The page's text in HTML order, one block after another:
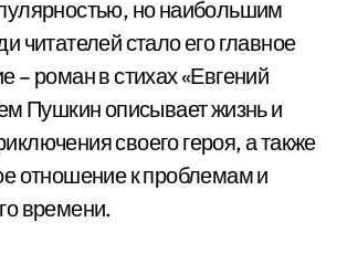
но наибольшим
читателей стало его главное
– роман в стихах «Евгений
Пушкин описывает жизнь и
своего героя, а также
отношение к проблемам и
времени.